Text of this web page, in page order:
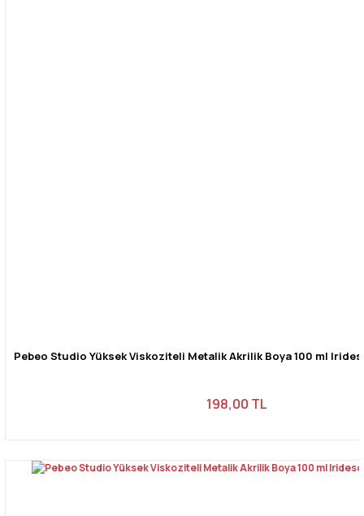
Pebeo Studio Yüksek Viskoziteli Metalik Akrilik Boya 100 ml
198,00 TL